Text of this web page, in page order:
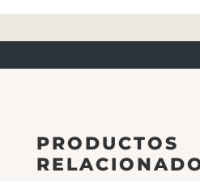
PRODUCTOS